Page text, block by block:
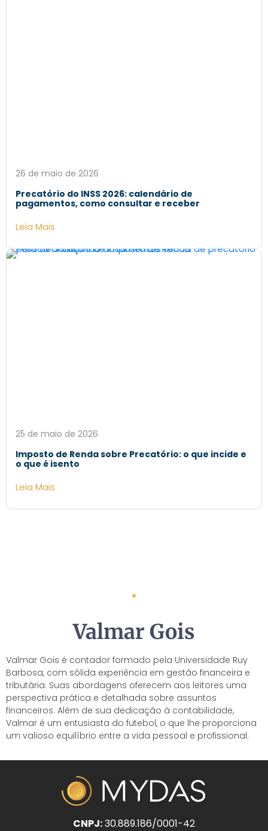
26 de maio de 2026
Precatório do INSS 2026: calendário de
pagamentos, como consultar e receber
Leia Mais
25 de maio de 2026
Imposto de Renda sobre Precatório: o que incide e
o que é isento
Leia Mais
Valmar Gois
Valmar Gois é contador formado pela Universidade Ruy
Barbosa, com sólida experiência em gestão financeira e
tributária. Suas abordagens oferecem aos leitores uma
perspectiva prática e detalhada sobre assuntos
financeiros. Além de sua dedicação à contabilidade,
Valmar é um entusiasta do futebol, o que lhe proporciona
um valioso equilíbrio entre a vida pessoal e profissional.
CNPJ:30.889.186/0001-42